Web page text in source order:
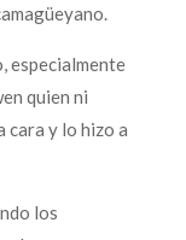
especialmente
quien ni
cara y lo hizo a
los